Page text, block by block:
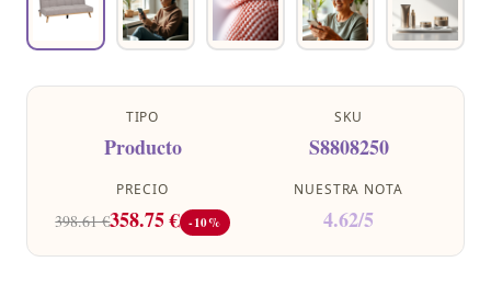
TIPO
Producto
SKU
S8808250
PRECIO
398.61 €358.75 € -10%
NUESTRA NOTA
4.62/5